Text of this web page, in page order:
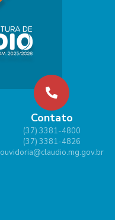
Contato
(37) 3381-4800
(37) 3381-4826
ouvidoria@claudio.mg.gov.br